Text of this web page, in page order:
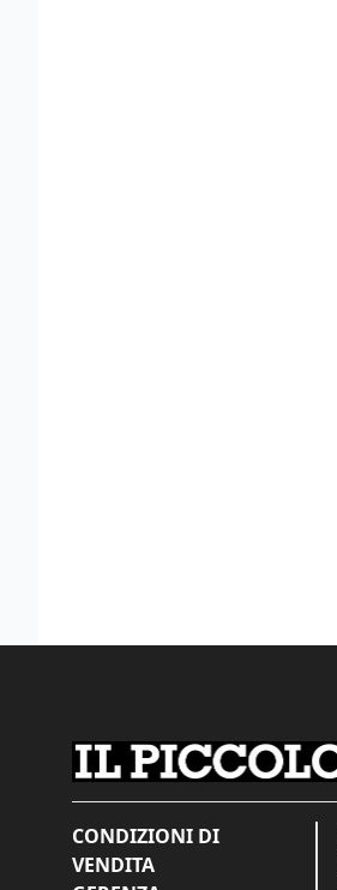
CONDIZIONI DI
VENDITA